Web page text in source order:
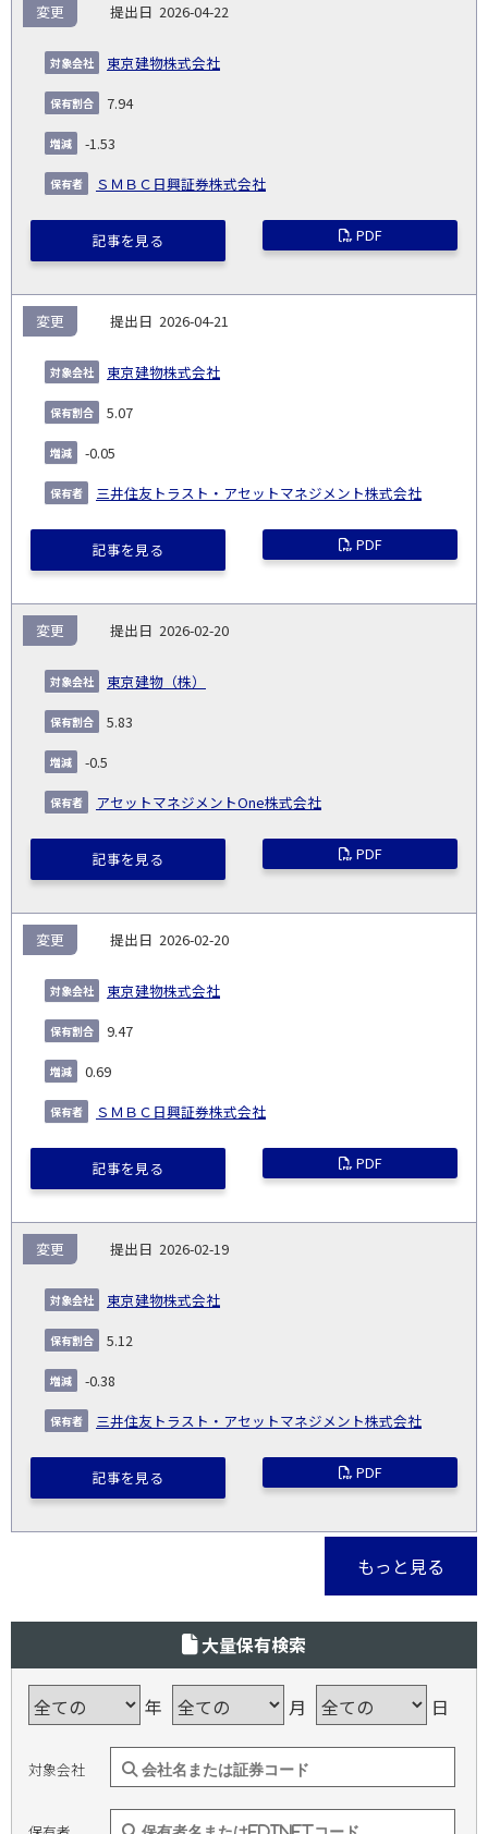
NO.
告
義
務
発
生
日
出
コー
象
2026-04-22
東京建物株式会社
変更
7.94
-1.53
ＳＭＢＣ日興証券株式会社
記事を見る PDF
2026-04-21
東京建物株式会社
変更
5.07
-0.05
三井住友トラスト・アセットマネジメント株式会社
記事を見る PDF
2026-02-20
東京建物（株）
変更
5.83
-0.5
アセットマネジメントOne株式会社
記事を見る PDF
2026-02-20
東京建物株式会社
変更
9.47
0.69
ＳＭＢＣ日興証券株式会社
記事を見る PDF
2026-02-19
東京建物株式会社
変更
5.12
-0.38
三井住友トラスト・アセットマネジメント株式会社
記事を見る PDF
もっと見る
大量保有検索
年 月 日
対象会社